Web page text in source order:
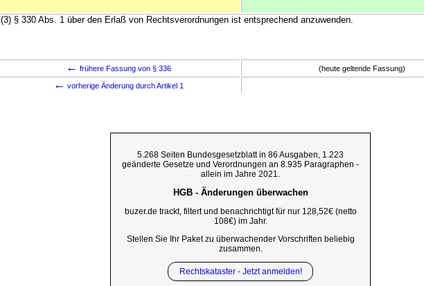
(3) § 330 Abs. 1 über den Erlaß von Rechtsverordnungen ist entsprechend anzuwenden.
← frühere Fassung von § 336 (heute geltende Fassung)
← vorherige Änderung durch Artikel 1
5.268 Seiten Bundesgesetzblatt in 86 Ausgaben, 1.223
geänderte Gesetze und Verordnungen an 8.935 Paragraphen -
allein im Jahre 2021.
HGB - Änderungen überwachen
buzer.de trackt, filtert und benachrichtigt für nur 128,52€ (netto
108€) im Jahr.
Stellen Sie Ihr Paket zu überwachender Vorschriften beliebig
zusammen.
Rechtskataster - Jetzt anmelden!